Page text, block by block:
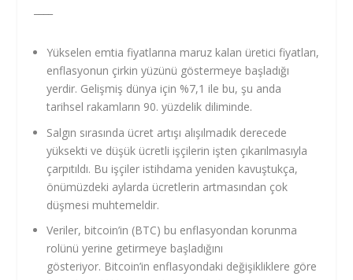
Yükselen emtia fiyatlarına maruz kalan üretici fiyatları,
enflasyonun çirkin yüzünü göstermeye başladığı
yerdir. Gelişmiş dünya için %7,1 ile bu, şu anda
tarihsel rakamların 90. yüzdelik diliminde.
Salgın sırasında ücret artışı alışılmadık derecede
yüksekti ve düşük ücretli işçilerin işten çıkarılmasıyla
çarpıtıldı. Bu işçiler istihdama yeniden kavuştukça,
önümüzdeki aylarda ücretlerin artmasından çok
düşmesi muhtemeldir.
Veriler, bitcoin’in (BTC) bu enflasyondan korunma
rolünü yerine getirmeye başladığını
gösteriyor. Bitcoin’in enflasyondaki değişikliklere göre